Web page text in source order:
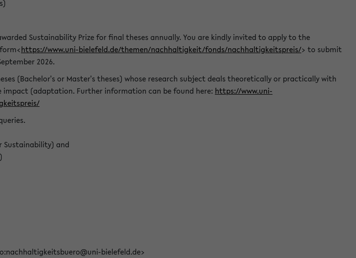
Sustainability Prize for final theses annually. You are kindly invited to apply to the
https://www.uni-bielefeld.de/themen/nachhaltigkeit/fonds/nachhaltigkeitspreis/> to submit
2026.
(Bachelor's or Master's theses) whose research subject deals theoretically or practically with
(adaptation. Further information can be found here: https://www.uni-
Sustainability) and
bielefeld.de>